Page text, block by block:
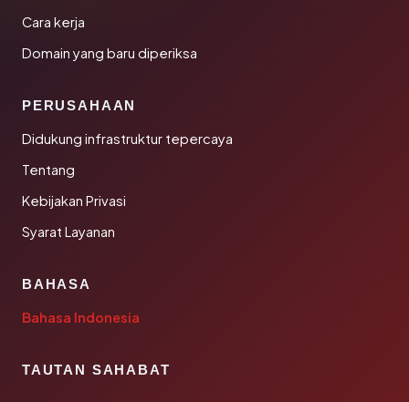
Cara kerja
Domain yang baru diperiksa
PERUSAHAAN
Didukung infrastruktur tepercaya
Tentang
Kebijakan Privasi
Syarat Layanan
BAHASA
Bahasa Indonesia
TAUTAN SAHABAT